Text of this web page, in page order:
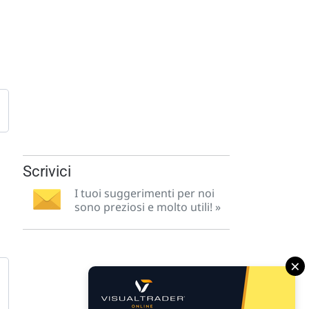
Scrivici
I tuoi suggerimenti per noi
sono preziosi e molto utili! »
×